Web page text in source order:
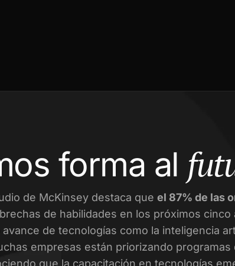
forma al
de McKinsey destaca que el 87% de las
de habilidades en los próximos
avance de tecnologías como la inteligencia
empresas están priorizando
que la capacitación en tecnologías